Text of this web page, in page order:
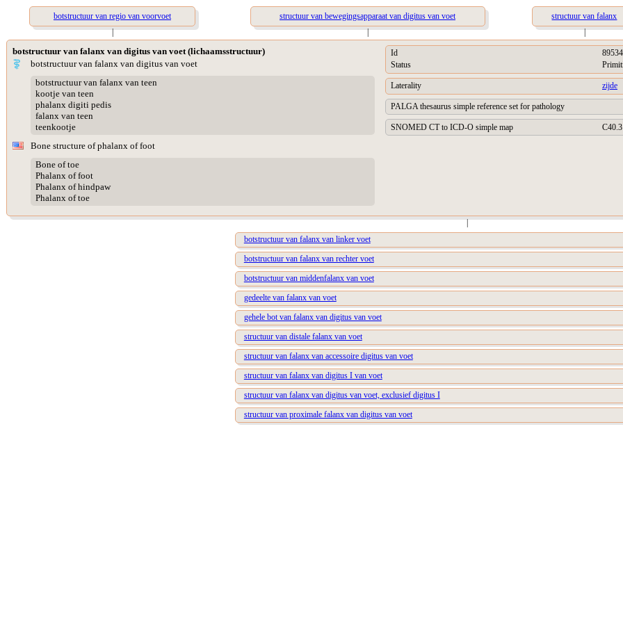
botstructuur van regio van voorvoet structuur van bewegingsapparaat van digitus van voet structuur van falanx
|
| |
botstructuur van falanx van digitus van voet (lichaamsstructuur)
botstructuur van falanx van digitus van voet
botstructuur van falanx van teen
kootje van teen
phalanx digiti pedis
falanx van teen
teenkootje
Bone structure of phalanx of foot
Bone of toe
Phalanx of foot
Phalanx of hindpaw
Phalanx of toe
Id
Status
Laterality zijde
PALGA thesaurus simple reference set for pathology
SNOMED CT to ICD-O simple map C40.3
|
botstructuur van falanx van linker voet
botstructuur van falanx van rechter voet
botstructuur van middenfalanx van voet
gedeelte van falanx van voet
gehele bot van falanx van digitus van voet
structuur van distale falanx van voet
structuur van falanx van accessoire digitus van voet
structuur van falanx van digitus I van voet
structuur van falanx van digitus van voet, exclusief digitus I
structuur van proximale falanx van digitus van voet